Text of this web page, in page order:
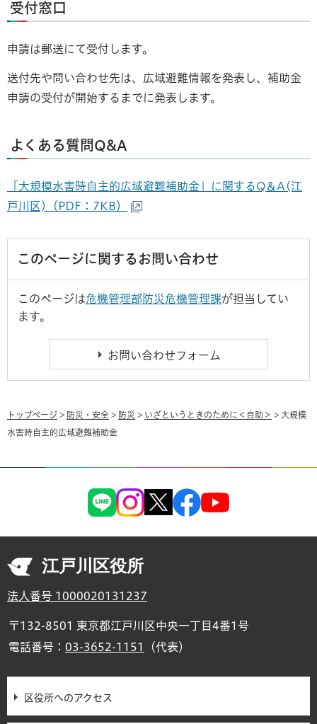
受付窓口
申請は郵送にて受付します。
送付先や問い合わせ先は、広域避難情報を発表し、補助金
申請の受付が開始するまでに発表します。
よくある質問Q&A
「大規模水害時自主的広域避難補助金」に関するQ＆A(江
戸川区)（PDF：7KB）
このページに関するお問い合わせ
このページは危機管理部防災危機管理課が担当してい
ます。
トップページ > 防災・安全 > 防災 > いざというときのために＜自助＞ > 大規模
水害時自主的広域避難補助金
江戸川区役所
法人番号 1000020131237
〒132-8501 東京都江戸川区中央一丁目4番1号
電話番号： 03-3652-1151 （代表）
区役所へのアクセス